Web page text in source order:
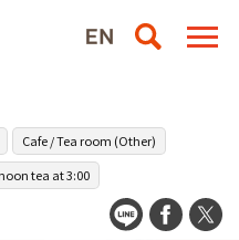
Cafe / Tea room (Other)
tea at 3:00